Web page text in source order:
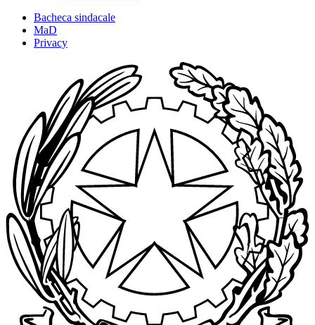
Bacheca sindacale
MaD
Privacy